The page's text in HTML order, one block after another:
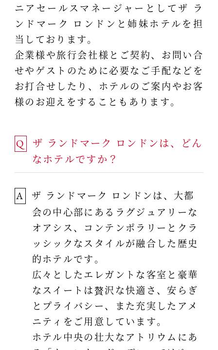
ニアセールスマネージャーとしてザ ラ
ンドマーク ロンドンと姉妹ホテルを担
当しております。
企業様や旅行会社様とご契約、お問い合
せやゲストのために必要なご手配などを
お打合せしたり、ホテルのご案内やお客
様のお迎えをすることもあります。
Q
ザ ランドマーク ロンドンは、どん
なホテルですか？
A
ザ ランドマーク ロンドンは、大都
会の中心部にあるラグジュアリーな
オアシス、コンテンポラリーとクラ
ッシックなスタイルが融合した歴史
的ホテルです。
広々としたエレガントな客室と豪華
なスイートは贅沢な快適さ、安らぎ
とプライバシー、また充実したアメ
ニティをご用意しています。
ホテル中央の壮大なアトリウムにあ